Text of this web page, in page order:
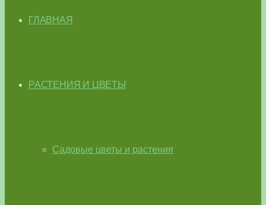
ГЛАВНАЯ
РАСТЕНИЯ И ЦВЕТЫ
Садовые цветы и растения